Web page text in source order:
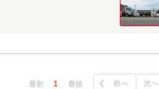
最初 1 最後 前へ 次へ